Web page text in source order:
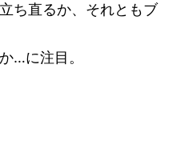
ち直るか、それともブ
…に注目。